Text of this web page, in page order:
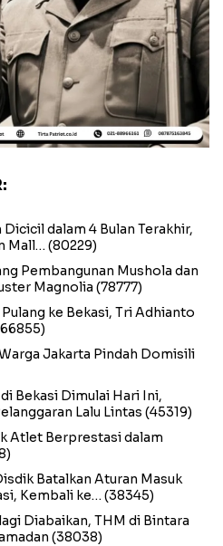
dalam 4 Bulan Terakhir,
Mall… (80229)
Pembangunan Mushola dan
Magnolia (78777)
ke Bekasi, Tri Adhianto
Jakarta Pindah Domisili
Bekasi Dimulai Hari Ini,
Lalu Lintas (45319)
Atlet Berprestasi dalam
Batalkan Aturan Masuk
Kembali ke… (38345)
Diabaikan, THM di Bintara
(38038)